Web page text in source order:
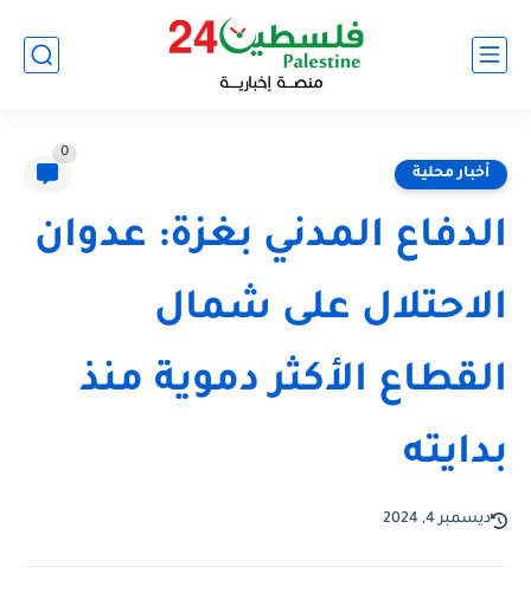
أخبار محلية
0
الدفاع المدني بغزة: عدوان
الاحتلال على شمال
القطاع الأكثر دموية منذ
بدايته
ديسمبر 4, 2024